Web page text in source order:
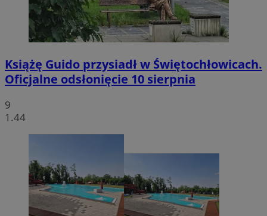
Książę Guido przysiadł w Świętochłowicach.
Oficjalne odsłonięcie 10 sierpnia
9
1.44